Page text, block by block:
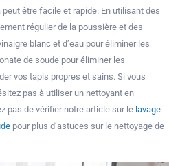
être facile et rapide. En utilisant des
régulier de la poussière et des
blanc et d’eau pour éliminer les
de soude pour éliminer les
vos tapis propres et sains. Si vous
pas à utiliser un nettoyant en
pas de vérifier notre article sur le lavage
pour plus d’astuces sur le nettoyage de